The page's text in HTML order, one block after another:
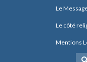
Le
Le côté
Mentions